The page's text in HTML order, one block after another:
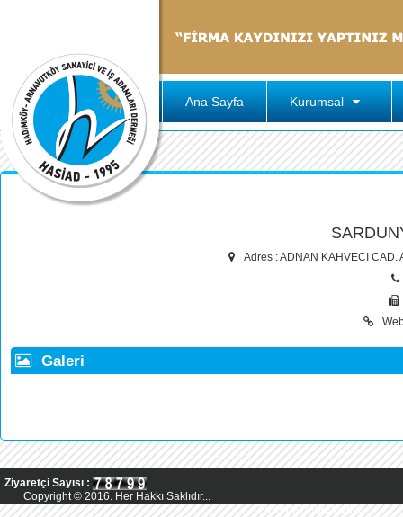
Ana Sayfa Kurumsal
Adres : ADNAN KAHVECI CAD.
Galeri
Ziyaretçi Sayısı :
Copyright © 2016. Her Hakkı Saklıdır...
Powered by AsMedya